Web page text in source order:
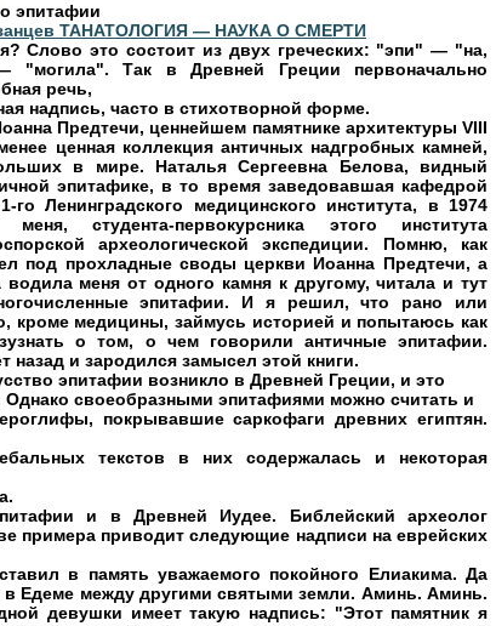
эпитафии
ТАНАТОЛОГИЯ — НАУКА О СМЕРТИ
Слово это состоит из двух греческих: "эпи" — "на,
Так в Древней Греции первоначально
речь,
надпись, часто в стихотворной форме.
Предтечи, ценнейшем памятнике архитектуры VIII
ценная коллекция античных надгробных камней,
в мире. Наталья Сергеевна Белова, видный
эпитафике, в то время заведовавшая кафедрой
го Ленинградского медицинского института, в 1974
меня, студента-первокурсника этого института
археологической экспедиции. Помню, как
под прохладные своды церкви Иоанна Предтечи, а
водила меня от одного камня к другому, читала и тут
эпитафии. И я решил, что рано или
кроме медицины, займусь историей и попытаюсь как
о том, о чем говорили античные эпитафии.
назад и зародился замысел этой книги.
эпитафии возникло в Древней Греции, и это
Однако своеобразными эпитафиями можно считать и
покрывавшие саркофаги древних египтян.
текстов в них содержалась и некоторая
и в Древней Иудее. Библейский археолог
примера приводит следующие надписи на еврейских
в память уважаемого покойного Елиакима. Да
в Едеме между другими святыми земли. Аминь. Аминь.
девушки имеет такую надпись: "Этот памятник я